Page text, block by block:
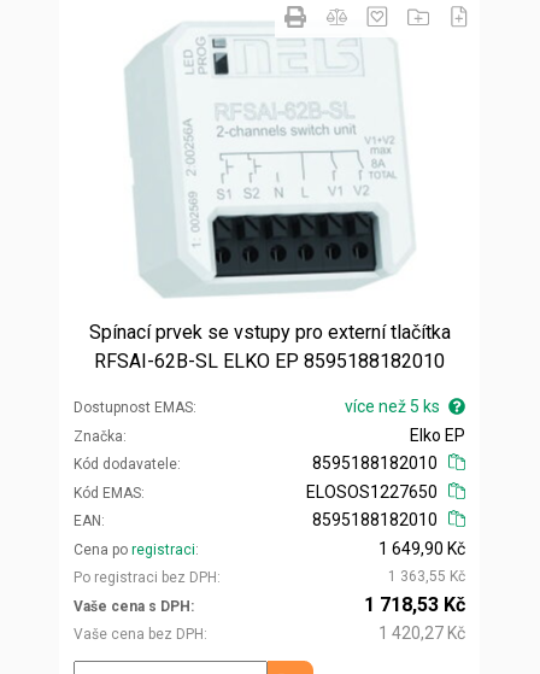
Spínací prvek se vstupy pro externí tlačítka
RFSAI-62B-SL ELKO EP 8595188182010
Dostupnost EMAS více než 5 ks
Značka
Kód dodavatele
Elko EP
8595188182010
Kód EMAS
EAN
ELOSOS1227650
8595188182010
Cena po registraci
Po registraci bez DPH
1 649,90 Kč
1 363,55 Kč
Vaše cena s DPH
Vaše cena bez DPH
1 718,53 Kč
1 420,27 Kč